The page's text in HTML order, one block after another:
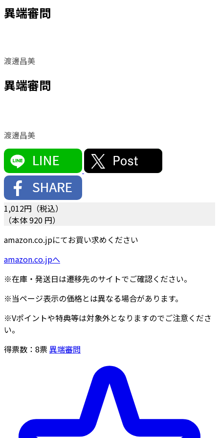
異端審問
渡邊昌美
異端審問
渡邊昌美
1,012円（税込）
（本体 920 円）
amazon.co.jpにてお買い求めください
amazon.co.jpへ
※在庫・発送日は遷移先のサイトでご確認ください。
※当ページ表示の価格とは異なる場合があります。
※Vポイントや特典等は対象外となりますのでご注意くださ
い。
得票数： 8票異端審問